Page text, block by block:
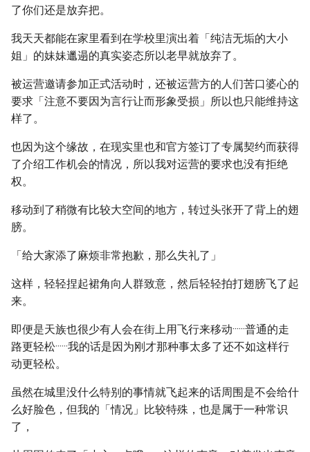
了你们还是放弃把。
我天天都能在家里看到在学校里演出着「纯洁无垢的大小
姐」的妹妹邋遢的真实姿态所以老早就放弃了。
被运营邀请参加正式活动时，还被运营方的人们苦口婆心的
要求「注意不要因为言行让而形象受损」所以也只能维持这
样了。
也因为这个缘故，在现实里也和官方签订了专属契约而获得
了介绍工作机会的情况，所以我对运营的要求也没有拒绝
权。
移动到了稍微有比较大空间的地方，转过头张开了背上的翅
膀。
「给大家添了麻烦非常抱歉，那么失礼了」
这样，轻轻捏起裙角向人群致意，然后轻轻拍打翅膀飞了起
来。
即便是天族也很少有人会在街上用飞行来移动······普通的走
路更轻松······我的话是因为刚才那种事太多了还不如这样行
动更轻松。
虽然在城里没什么特别的事情就飞起来的话周围是不会给什
么好脸色，但我的「情况」比较特殊，也是属于一种常识
了，